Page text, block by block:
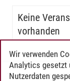
Keine
vorhanden
Timo Leder/
Wir verwenden
Analytics gesetzt
Nutzerdaten